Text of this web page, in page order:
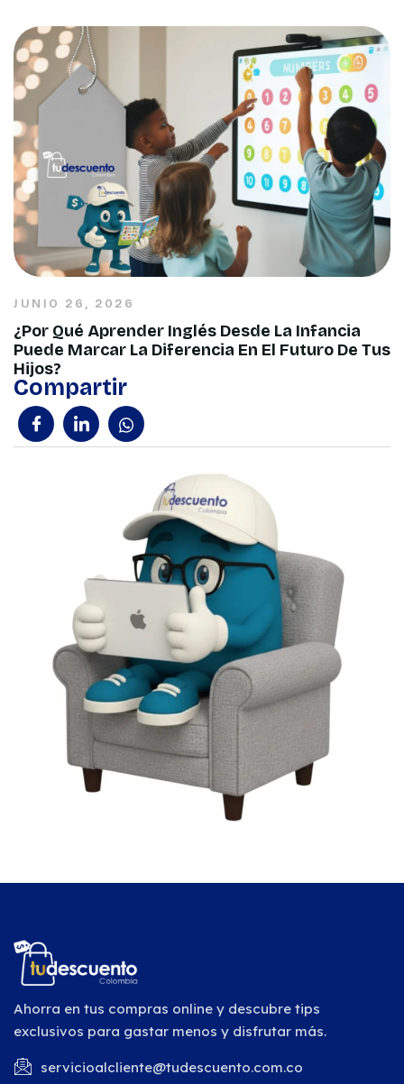
JUNIO 26, 2026
¿Por Qué Aprender Inglés Desde La Infancia
Puede Marcar La Diferencia En El Futuro De Tus
Hijos?
Compartir
Ahorra en tus compras online y descubre tips
exclusivos para gastar menos y disfrutar más.
servicioalcliente@tudescuento.com.co